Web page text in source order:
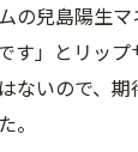
の兒島陽生
す」とリッ
ないので、
。